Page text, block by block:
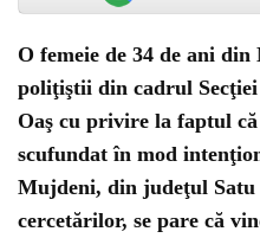
O femeie de 34 de ani
poliţiştii din cadrul
Oaş cu privire la faptul
scufundat în mod
Mujdeni, din judeţul Satu
cercetărilor, se pare că